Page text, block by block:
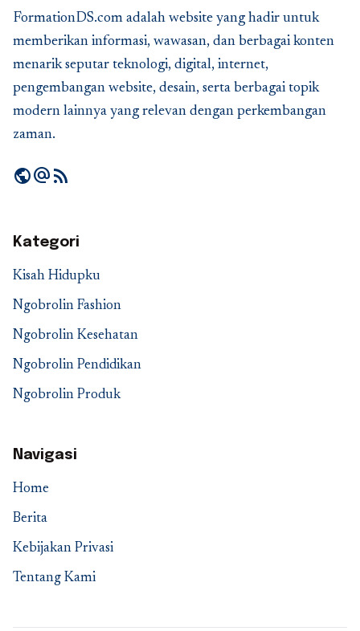
FormationDS.com adalah website yang hadir untuk
memberikan informasi, wawasan, dan berbagai konten
menarik seputar teknologi, digital, internet,
pengembangan website, desain, serta berbagai topik
modern lainnya yang relevan dengan perkembangan
zaman.
publicalternate_emailrss_feed
Kategori
Kisah Hidupku
Ngobrolin Fashion
Ngobrolin Kesehatan
Ngobrolin Pendidikan
Ngobrolin Produk
Navigasi
Home
Berita
Kebijakan Privasi
Tentang Kami